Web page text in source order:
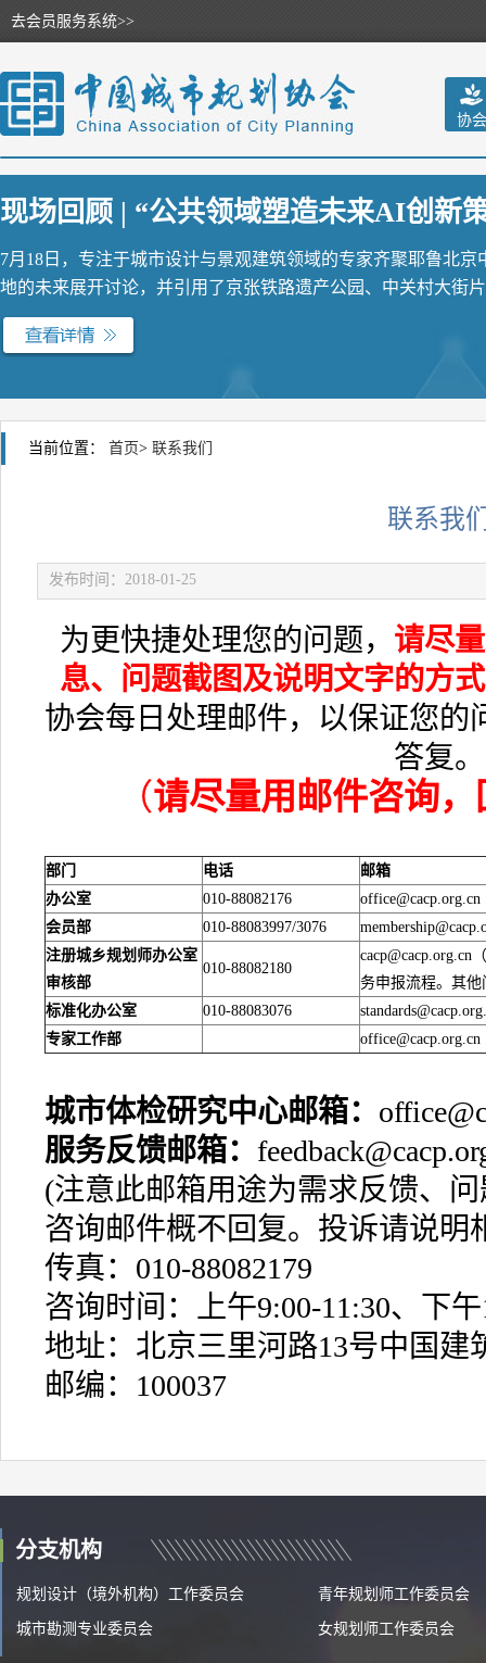
去会员服务系统>>
协会
现场回顾 | “公共领域塑造未来AI创新
7月18日，专注于城市设计与景观建筑领域的专家齐聚耶鲁北
地的未来展开讨论，并引用了京张铁路遗产公园、中关村大街
当前位置： 首页> 联系我们
联系我
发布时间：2018-01-25
为更快捷处理您的问题， 请尽
息、问题截图及说明文字的方
协会每日处理邮件，以保证您的
答复。
（请尽量用邮件咨询，
部门 电话
邮箱
办公室
010-88082176
office@cacp.org.cn
会员部
010-88083997/3076
注册城乡规划师办公室
审核部
010-88082180
cacp@cacp.org.cn（
务申报流程。其
标准化办公室
010-88083076
专家工作部
office@cacp.org.cn
城市体检研究中心邮箱：
服务反馈邮箱：
(注意此邮箱用途为需求反馈、
咨询邮件概不回复。投诉请说明
传真：010-88082179
咨询时间：上午9:00-11:30、下午
地址：北京三里河路13号中国建
邮编：100037
分支机构
规划设计（境外机构）工作委员会 青年规划师工作委员会
城市勘测专业委员会 女规划师工作委员会